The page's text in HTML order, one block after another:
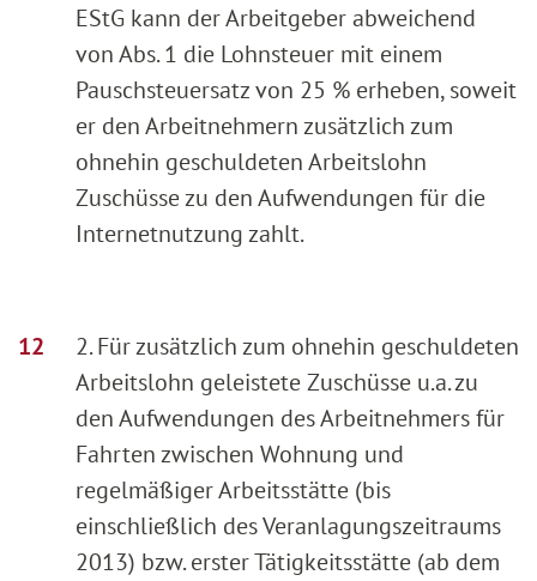
EStG kann der Arbeitgeber abweichend
von Abs. 1 die Lohnsteuer mit einem
Pauschsteuersatz von 25 % erheben, soweit
er den Arbeitnehmern zusätzlich zum
ohnehin geschuldeten Arbeitslohn
Zuschüsse zu den Aufwendungen für die
Internetnutzung zahlt.
2. Für zusätzlich zum ohnehin geschuldeten
Arbeitslohn geleistete Zuschüsse u.a. zu
den Aufwendungen des Arbeitnehmers für
Fahrten zwischen Wohnung und
regelmäßiger Arbeitsstätte (bis
einschließlich des Veranlagungszeitraums
2013) bzw. erster Tätigkeitsstätte (ab dem